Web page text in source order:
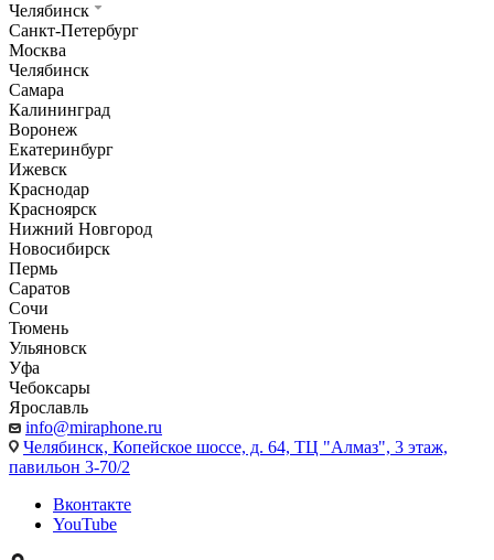
Челябинск
Санкт-Петербург
Москва
Челябинск
Самара
Калининград
Воронеж
Екатеринбург
Ижевск
Краснодар
Красноярск
Нижний Новгород
Новосибирск
Пермь
Саратов
Сочи
Тюмень
Ульяновск
Уфа
Чебоксары
Ярославль
info@miraphone.ru
Челябинск, Копейское шоссе, д. 64, ТЦ "Алмаз", 3 этаж,
павильон 3-70/2
Вконтакте
YouTube